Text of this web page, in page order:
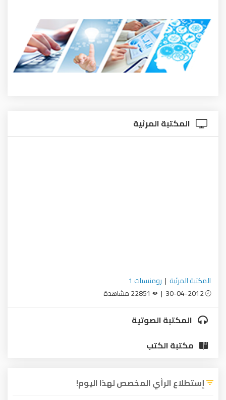
المكتبة المرئية
المكتبة المرئية | رومنسيات 1
المكتبة الصوتية
مكتبة الكتب
إستطلاع الرأي المخصص لهذا اليوم!